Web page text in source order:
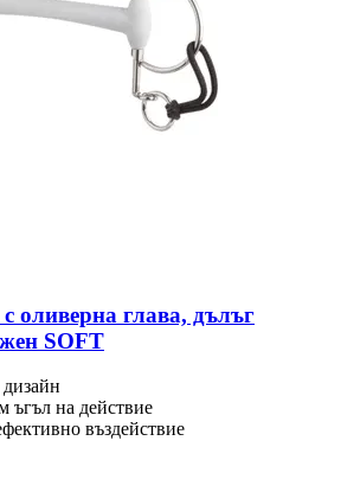
оливерна глава, дълъг
SOFT
ъгъл на действие
въздействие